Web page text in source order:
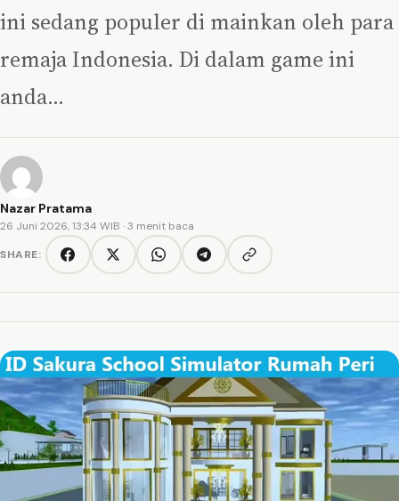
ini sedang populer di mainkan oleh para
remaja Indonesia. Di dalam game ini
anda…
Nazar Pratama
26 Juni 2026, 13:34 WIB · 3 menit baca
SHARE:
FacebookTwitter/XWhatsAppTelegramCopy link